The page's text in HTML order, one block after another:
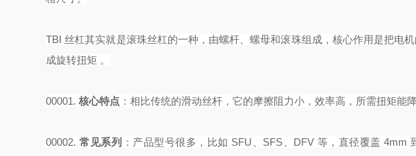
TBI 丝杠其实就是滚珠丝杠的一种，由螺杆、螺母和滚珠组成，核心作用是把电
成旋转扭矩 。‌‌‌
00001.核心特点 ：相比传统的滑动丝杆，它的摩擦阻力小，效率高，所需扭矩能
00002. 常见系列 ：产品型号很多，比如 SFU、SFS、DFV 等，直径覆盖